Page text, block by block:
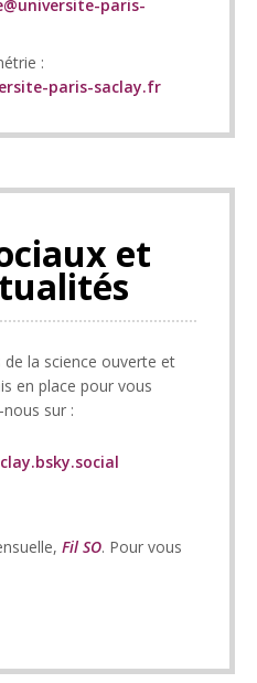
paris-
:
paris-saclay.fr
et
la science ouverte et
en place pour vous
sur :
Fil SO. Pour vous